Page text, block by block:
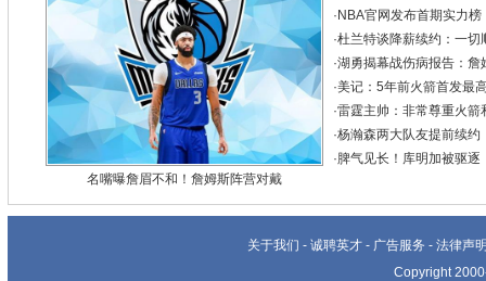
名嘴曝詹眉不和！詹姆斯阵营对戴
· NBA官网发布首期实力
·杜兰特谈降薪续约：一切
·湖勇揭幕战伤病报告：詹
·美记：5年前火箭首发最
·雷霆主帅：非常尊重火箭
·杨瀚森两大队友提前续
· 脾气见长！库明加被驱
关于我们 - 诚聘英才 - 广告服务 - 法律声
Copyright